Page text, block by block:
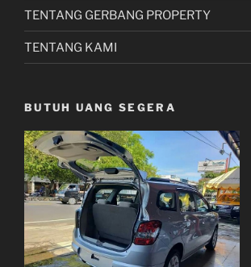
TENTANG GERBANG PROPERTY
TENTANG KAMI
BUTUH UANG SEGERA